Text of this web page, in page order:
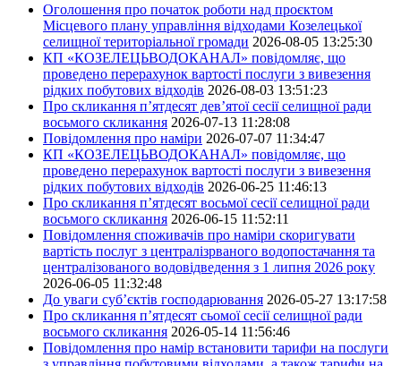
Оголошення про початок роботи над проєктом
Місцевого плану управління відходами Козелецької
селищної територіальної громади 2026-08-05 13:25:30
КП «КОЗЕЛЕЦЬВОДОКАНАЛ» повідомляє, що
проведено перерахунок вартості послуги з вивезення
рідких побутових відходів 2026-08-03 13:51:23
Про скликання п’ятдесят дев’ятої сесії селищної ради
восьмого скликання 2026-07-13 11:28:08
Повідомлення про наміри 2026-07-07 11:34:47
КП «КОЗЕЛЕЦЬВОДОКАНАЛ» повідомляє, що
проведено перерахунок вартості послуги з вивезення
рідких побутових відходів 2026-06-25 11:46:13
Про скликання п’ятдесят восьмої сесії селищної ради
восьмого скликання 2026-06-15 11:52:11
Повідомлення споживачів про наміри скоригувати
вартість послуг з централізрваного водопостачання та
централізованого водовідведення з 1 липня 2026 року
2026-06-05 11:32:48
До уваги суб’єктів господарювання 2026-05-27 13:17:58
Про скликання п’ятдесят сьомої сесії селищної ради
восьмого скликання 2026-05-14 11:56:46
Повідомлення про намір встановити тарифи на послуги